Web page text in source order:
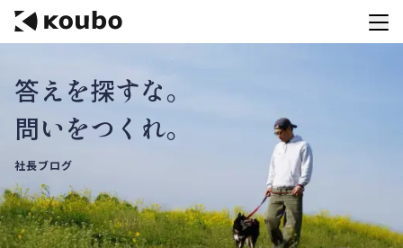
サービス
会社案内
実績紹介
採用情報
答えを探すな。
問いをつくれ。
社長ブログ